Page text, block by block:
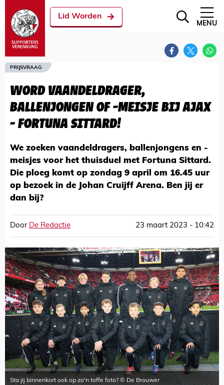
Lid Worden
MENU
PRIJSVRAAG
WORD VAANDELDRAGER,
BALLENJONGEN OF -MEISJE BIJ AJAX
- FORTUNA SITTARD!
We zoeken vaandeldragers, ballenjongens en -
meisjes voor het thuisduel met Fortuna Sittard.
Die ploeg komt op zondag 9 april om 16.45 uur
op bezoek in de Johan Cruijff Arena. Ben jij er
dan bij?
Door De Redactie 23 maart 2023 - 10:42
Sta jij binnenkort ook op zo'n toffe foto? © De Brouwer